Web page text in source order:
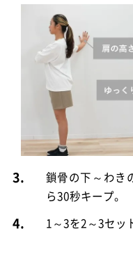
3.
鎖骨の下～わき
ら30秒キープ。
4. 1～3を2～3セッ